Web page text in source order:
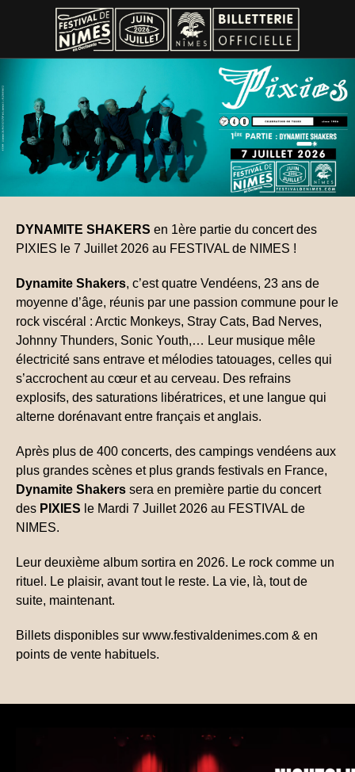
DYNAMITE SHAKERS en 1ère partie du concert des
PIXIES le 7 Juillet 2026 au FESTIVAL de NIMES !
Dynamite Shakers, c’est quatre Vendéens, 23 ans de
moyenne d’âge, réunis par une passion commune pour le
rock viscéral : Arctic Monkeys, Stray Cats, Bad Nerves,
Johnny Thunders, Sonic Youth,… Leur musique mêle
électricité sans entrave et mélodies tatouages, celles qui
s’accrochent au cœur et au cerveau. Des refrains
explosifs, des saturations libératrices, et une langue qui
alterne dorénavant entre français et anglais.
Après plus de 400 concerts, des campings vendéens aux
plus grandes scènes et plus grands festivals en France,
Dynamite Shakers sera en première partie du concert
des PIXIES le Mardi 7 Juillet 2026 au FESTIVAL de
NIMES.
Leur deuxième album sortira en 2026. Le rock comme un
rituel. Le plaisir, avant tout le reste. La vie, là, tout de
suite, maintenant.
Billets disponibles sur www.festivaldenimes.com & en
points de vente habituels.